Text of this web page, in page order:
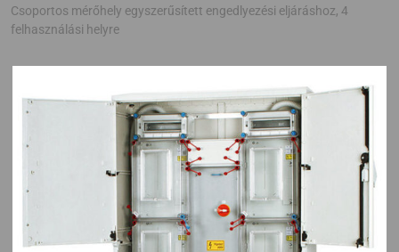
Csoportos mérőhely egyszerűsített engedlyezési eljáráshoz, 4
felhasználási helyre